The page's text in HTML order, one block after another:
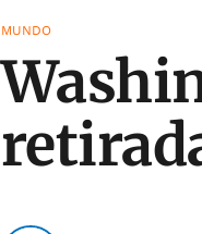
MUNDO